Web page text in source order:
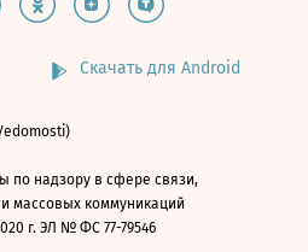
Скачать для Android
по надзору в сфере связи,
массовых коммуникаций
г. ЭЛ № ФС 77-79546